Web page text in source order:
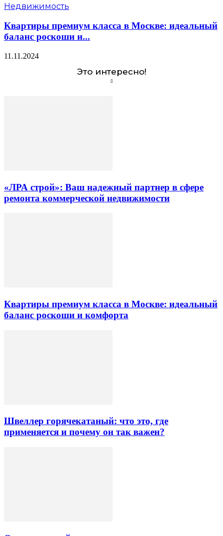
Недвижимость
Квартиры премиум класса в Москве: идеальный
баланс роскоши и...
11.11.2024
Это интересно!
«ЛРА строй»: Ваш надежный партнер в сфере
ремонта коммерческой недвижимости
Квартиры премиум класса в Москве: идеальный
баланс роскоши и комфорта
Швеллер горячекатаный: что это, где
применяется и почему он так важен?